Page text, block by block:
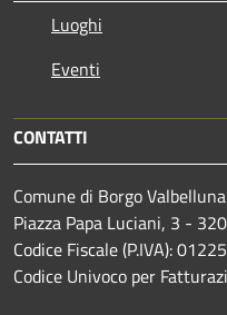
Luoghi
Eventi
CONTATTI
Comune di Borgo Valbelluna
Piazza Papa Luciani, 3 -
Codice Fiscale (P.IVA):
Codice Univoco per